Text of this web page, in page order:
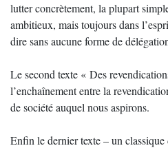
lutter concrètement, la plupart
ambitieux, mais toujours dans
dire sans aucune forme de
Le second texte « Des
l’enchaînement entre la
de société auquel nous aspirons.
Enfin le dernier texte – un